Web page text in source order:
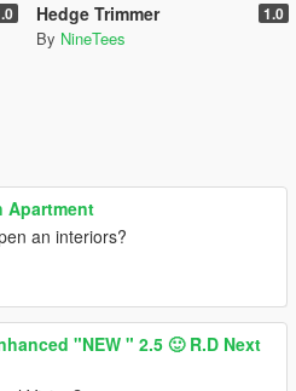
Hedge Trimmer 1.0
By NineTees
Apartment
an interiors?
"NEW " 2.5 🙂 R.D Next